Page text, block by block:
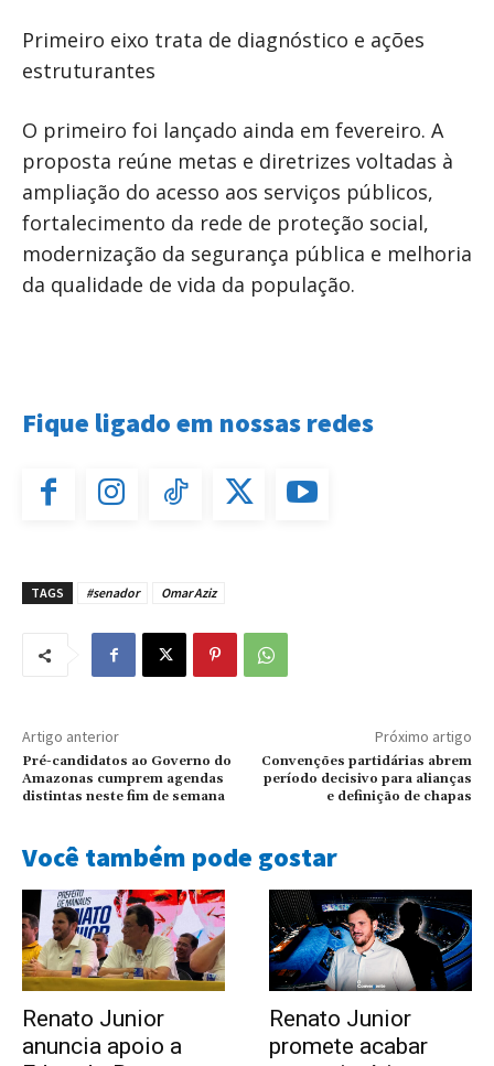
Primeiro eixo trata de diagnóstico e ações
estruturantes
O primeiro foi lançado ainda em fevereiro. A
proposta reúne metas e diretrizes voltadas à
ampliação do acesso aos serviços públicos,
fortalecimento da rede de proteção social,
modernização da segurança pública e melhoria
da qualidade de vida da população.
Fique ligado em nossas redes
TAGS #senador Omar Aziz
Artigo anterior
Pré-candidatos ao Governo do
Amazonas cumprem agendas
distintas neste fim de semana
Próximo artigo
Convenções partidárias abrem
período decisivo para alianças
e definição de chapas
Você também pode gostar
Renato Junior
anuncia apoio a
Renato Junior
promete acabar